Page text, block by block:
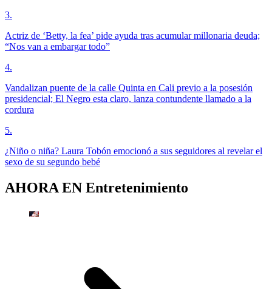
3.
Actriz de ‘Betty, la fea’ pide ayuda tras acumular millonaria deuda;
“Nos van a embargar todo”
4.
Vandalizan puente de la calle Quinta en Cali previo a la posesión
presidencial; El Negro esta claro, lanza contundente llamado a la
cordura
5.
¿Niño o niña? Laura Tobón emocionó a sus seguidores al revelar el
sexo de su segundo bebé
AHORA EN Entretenimiento